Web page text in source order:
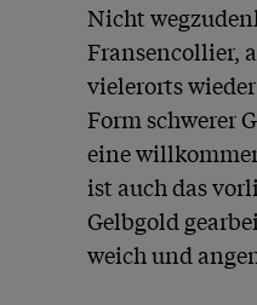
Nicht
Fransencollier,
vielerorts
Form schwerer
eine
ist auch das
Gelbgold
weich und